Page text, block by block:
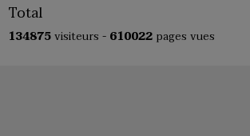
Total
134875visiteurs - 610022 pages vues